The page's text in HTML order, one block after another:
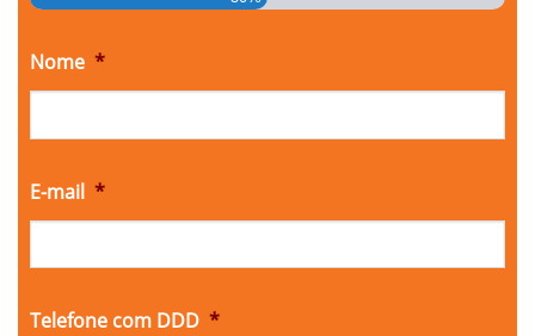
Nome *
E-mail *
Telefone com DDD *